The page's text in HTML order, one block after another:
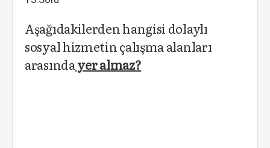
Aşağıdakilerden hangisi dolaylı
sosyal hizmetin çalışma alanları
arasındayer almaz?